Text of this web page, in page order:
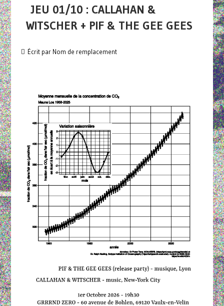
JEU 01/10 : CALLAHAN &
WITSCHER + PIF & THE GEE GEES
Écrit par Nom de remplacement